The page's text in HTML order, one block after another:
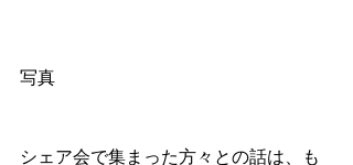
写真
シェア会で集まった方々との話は、も